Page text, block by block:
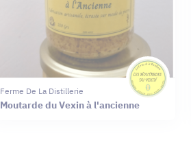
Ferme De La Distillerie
Moutarde du Vexin à l'ancienne